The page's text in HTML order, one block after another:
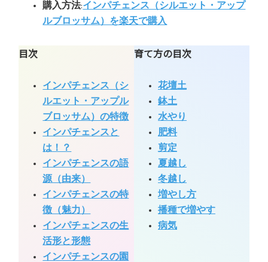
購入方法:インパチェンス（シルエット・アップ
ルブロッサム）を楽天で購入
目次
インパチェンス（シ
ルエット・アップル
ブロッサム）の特徴
インパチェンスと
は！？
インパチェンスの語
源（由来）
インパチェンスの特
徴（魅力）
インパチェンスの生
活形と形態
インパチェンスの園
育て方の目次
花壇土
鉢土
水やり
肥料
剪定
夏越し
冬越し
増やし方
播種で増やす
病気